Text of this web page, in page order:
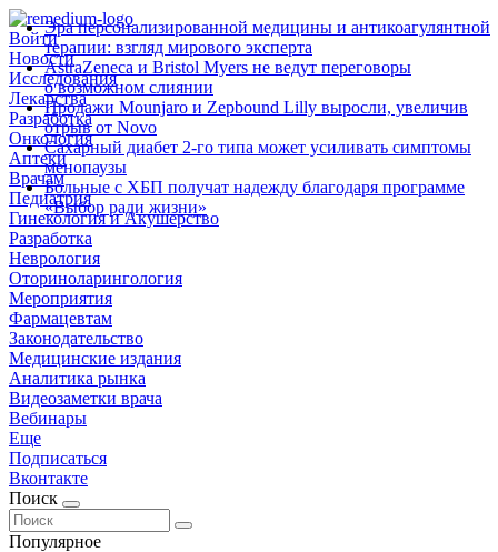
Войти
Новости
Исследования
Лекарства
Разработка
Онкология
Аптеки
Врачам
Педиатрия
Гинекология и Акушерство
Разработка
Неврология
Оториноларингология
Мероприятия
Фармацевтам
Законодательство
Медицинские издания
Аналитика рынка
Видеозаметки врача
Вебинары
Еще
Подписаться
Вконтакте
Поиск
Популярное
Эра персонализированной медицины и антикоагулянтной
терапии: взгляд мирового эксперта
AstraZeneca и Bristol Myers не ведут переговоры
о возможном слиянии
Продажи Mounjaro и Zepbound Lilly выросли, увеличив
отрыв от Novo
Сахарный диабет 2‑го типа может усиливать симптомы
менопаузы
Больные с ХБП получат надежду благодаря программе
«Выбор ради жизни»